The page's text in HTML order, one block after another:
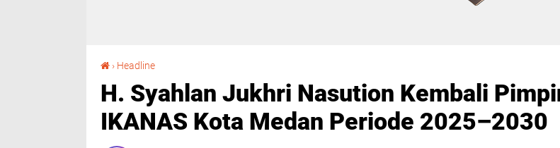
› Headline
H. Syahlan Jukhri Nasution Kembali
IKANAS Kota Medan Periode 2025–2030